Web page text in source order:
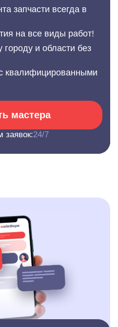
запчасти всегда в
на все виды работ!
и области без
квалифицированными
мастера
заявок:24/7